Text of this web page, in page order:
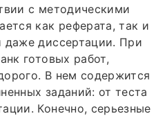
с методическими
как реферата, так и
даже диссертации. При
готовых работ,
В нем содержится
заданий: от теста
Конечно, серьезные